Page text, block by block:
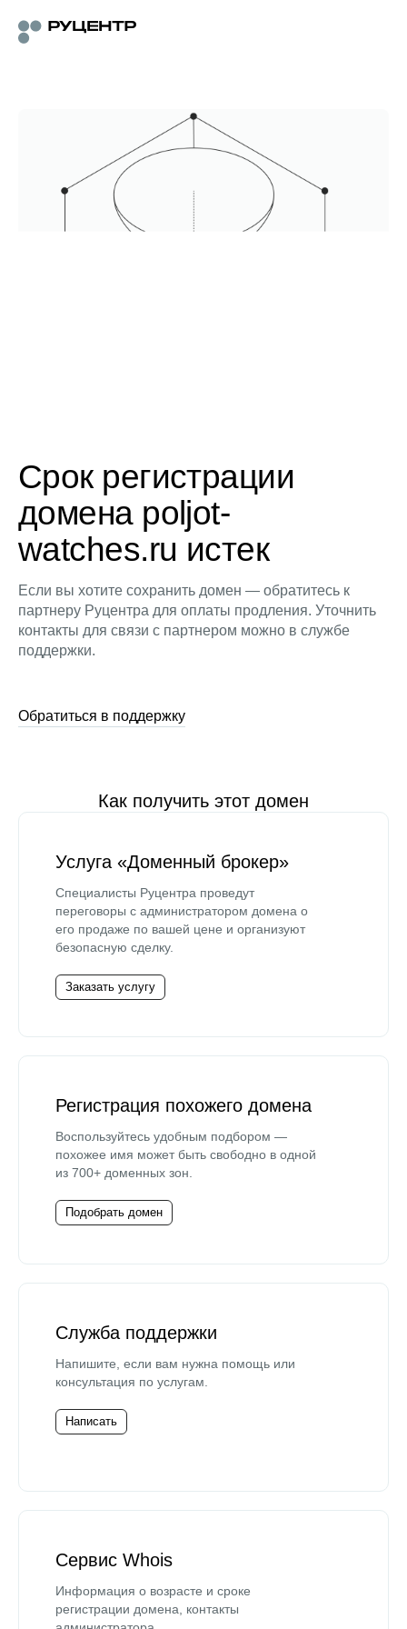
Срок регистрации
домена poljot-
watches.ru истек
Если вы хотите сохранить домен — обратитесь к
партнеру Руцентра для оплаты продления. Уточнить
контакты для связи с партнером можно в службе
поддержки.
Обратиться в поддержку
Как получить этот домен
Услуга «Доменный брокер»
Специалисты Руцентра проведут
переговоры с администратором домена о
его продаже по вашей цене и организуют
безопасную сделку.
Заказать услугу
Регистрация похожего домена
Воспользуйтесь удобным подбором —
похожее имя может быть свободно в одной
из 700+ доменных зон.
Подобрать домен
Служба поддержки
Напишите, если вам нужна помощь или
консультация по услугам.
Написать
Сервис Whois
Информация о возрасте и сроке
регистрации домена, контакты